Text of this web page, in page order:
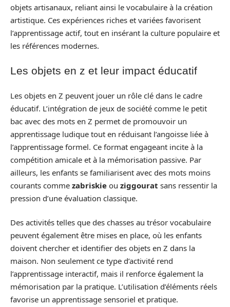
objets artisanaux, reliant ainsi le vocabulaire à la création
artistique. Ces expériences riches et variées favorisent
l’apprentissage actif, tout en insérant la culture populaire et
les références modernes.
Les objets en z et leur impact éducatif
Les objets en Z peuvent jouer un rôle clé dans le cadre
éducatif. L’intégration de jeux de société comme le petit
bac avec des mots en Z permet de promouvoir un
apprentissage ludique tout en réduisant l’angoisse liée à
l’apprentissage formel. Ce format engageant incite à la
compétition amicale et à la mémorisation passive. Par
ailleurs, les enfants se familiarisent avec des mots moins
courants comme zabriskie ou ziggourat sans ressentir la
pression d’une évaluation classique.
Des activités telles que des chasses au trésor vocabulaire
peuvent également être mises en place, où les enfants
doivent chercher et identifier des objets en Z dans la
maison. Non seulement ce type d’activité rend
l’apprentissage interactif, mais il renforce également la
mémorisation par la pratique. L’utilisation d’éléments réels
favorise un apprentissage sensoriel et pratique.